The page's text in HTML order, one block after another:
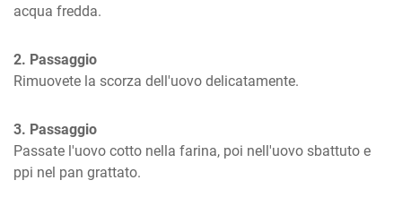
acqua fredda.
2. Passaggio
Rimuovete la scorza dell'uovo delicatamente.
3. Passaggio
Passate l'uovo cotto nella farina, poi nell'uovo sbattuto e
ppi nel pan grattato.